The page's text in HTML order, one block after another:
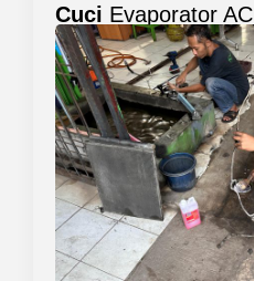
Cuci Evaporator AC